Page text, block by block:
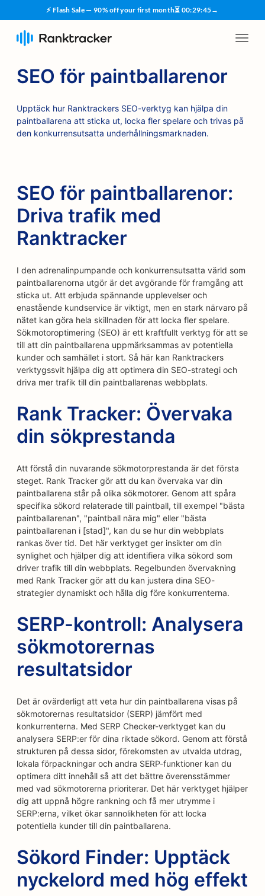
⚡ Flash Sale — 90% off your first month⏳ 00:29:44→
SEO för paintballarenor
Upptäck hur Ranktrackers SEO-verktyg kan hjälpa din
paintballarena att sticka ut, locka fler spelare och trivas på
den konkurrensutsatta underhållningsmarknaden.
SEO för paintballarenor:
Driva trafik med
Ranktracker
I den adrenalinpumpande och konkurrensutsatta värld som
paintballarenorna utgör är det avgörande för framgång att
sticka ut. Att erbjuda spännande upplevelser och
enastående kundservice är viktigt, men en stark närvaro på
nätet kan göra hela skillnaden för att locka fler spelare.
Sökmotoroptimering (SEO) är ett kraftfullt verktyg för att se
till att din paintballarena uppmärksammas av potentiella
kunder och samhället i stort. Så här kan Ranktrackers
verktygssvit hjälpa dig att optimera din SEO-strategi och
driva mer trafik till din paintballarenas webbplats.
Rank Tracker: Övervaka
din sökprestanda
Att förstå din nuvarande sökmotorprestanda är det första
steget. Rank Tracker gör att du kan övervaka var din
paintballarena står på olika sökmotorer. Genom att spåra
specifika sökord relaterade till paintball, till exempel "bästa
paintballarenan", "paintball nära mig" eller "bästa
paintballarenan i [stad]", kan du se hur din webbplats
rankas över tid. Det här verktyget ger insikter om din
synlighet och hjälper dig att identifiera vilka sökord som
driver trafik till din webbplats. Regelbunden övervakning
med Rank Tracker gör att du kan justera dina SEO-
strategier dynamiskt och hålla dig före konkurrenterna.
SERP-kontroll: Analysera
sökmotorernas
resultatsidor
Det är ovärderligt att veta hur din paintballarena visas på
sökmotorernas resultatsidor (SERP) jämfört med
konkurrenterna. Med SERP Checker-verktyget kan du
analysera SERP:er för dina riktade sökord. Genom att förstå
strukturen på dessa sidor, förekomsten av utvalda utdrag,
lokala förpackningar och andra SERP-funktioner kan du
optimera ditt innehåll så att det bättre överensstämmer
med vad sökmotorerna prioriterar. Det här verktyget hjälper
dig att uppnå högre rankning och få mer utrymme i
SERP:erna, vilket ökar sannolikheten för att locka
potentiella kunder till din paintballarena.
Sökord Finder: Upptäck
nyckelord med hög effekt